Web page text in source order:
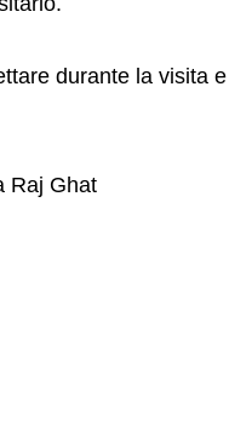
durante la visita e
Raj Ghat